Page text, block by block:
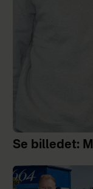
Se billedet: